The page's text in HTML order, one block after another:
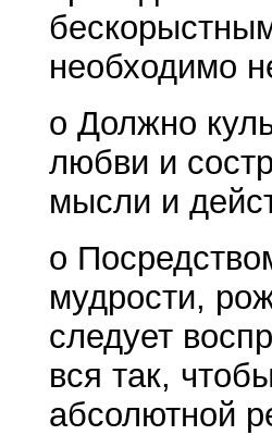
необходимо
o Должно
любви и
мысли и
o
мудрости,
следует
вся так,
абсолютной